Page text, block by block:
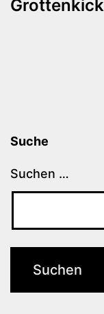
Grottenkick
Suche
Suchen …